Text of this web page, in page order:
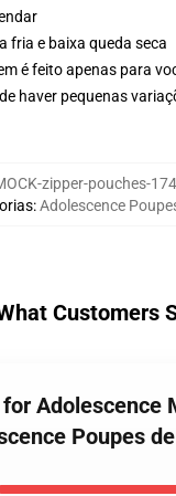
fria e baixa queda seca
é feito apenas para
haver pequenas
zipper-pouches-
:Adolescence
Customers
Adolescence
Poupes